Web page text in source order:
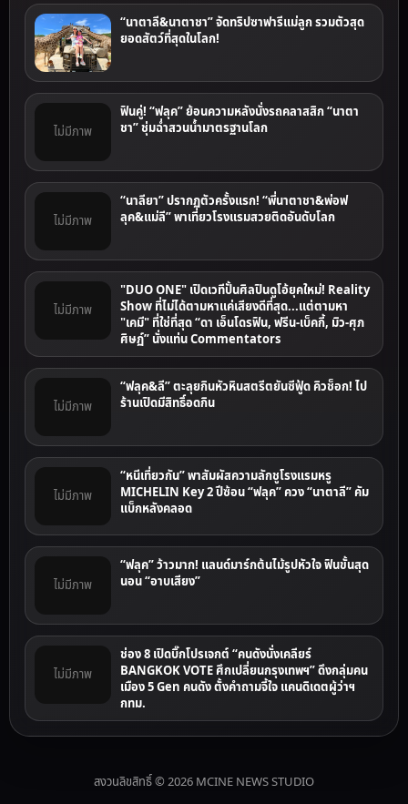
“นาตาลี&นาตาชา” จัดทริปซาฟารีแม่ลูก รวมตัวสุด
ยอดสัตว์ที่สุดในโลก!
ไม่มีภาพ
ฟินคู่! “ฟลุค” ย้อนความหลังนั่งรถคลาสสิก “นาตา
ชา” ชุ่มฉ่ำสวนน้ำมาตรฐานโลก
ไม่มีภาพ
“นาลียา” ปรากฏตัวครั้งแรก! “พี่นาตาชา&พ่อฟ
ลุค&แม่ลี” พาเที่ยวโรงแรมสวยติดอันดับโลก
ไม่มีภาพ
"DUO ONE" เปิดเวทีปั้นศิลปินดูโอ้ยุคใหม่! Reality
Show ที่ไม่ได้ตามหาแค่เสียงดีที่สุด...แต่ตามหา
"เคมี" ที่ใช่ที่สุด “ดา เอ็นโดรฟิน, ฟรีน-เบ็คกี้, มิว-ศุภ
ศิษฏ์” นั่งแท่น Commentators
ไม่มีภาพ
“ฟลุค&ลี” ตะลุยกินหัวหินสตรีตยันซีฟู้ด คิวช็อก! ไป
ร้านเปิดมีสิทธิ์อดกิน
ไม่มีภาพ
“หนีเที่ยวกัน” พาสัมผัสความลักชูโรงแรมหรู
MICHELIN Key 2 ปีซ้อน “ฟลุค” ควง “นาตาลี” คัม
แบ็กหลังคลอด
ไม่มีภาพ
“ฟลุค” ว้าวมาก! แลนด์มาร์กต้นไม้รูปหัวใจ ฟินขั้นสุด
นอน “อาบเสียง”
ไม่มีภาพ
ช่อง 8 เปิดบิ๊กโปรเจกต์ “คนดังนั่งเคลียร์
BANGKOK VOTE ศึกเปลี่ยนกรุงเทพฯ” ดึงกลุ่มคน
เมือง 5 Gen คนดัง ตั้งคำถามจี้ใจ แคนดิเดตผู้ว่าฯ
กทม.
สงวนลิขสิทธิ์ © 2026 MCINE NEWS STUDIO